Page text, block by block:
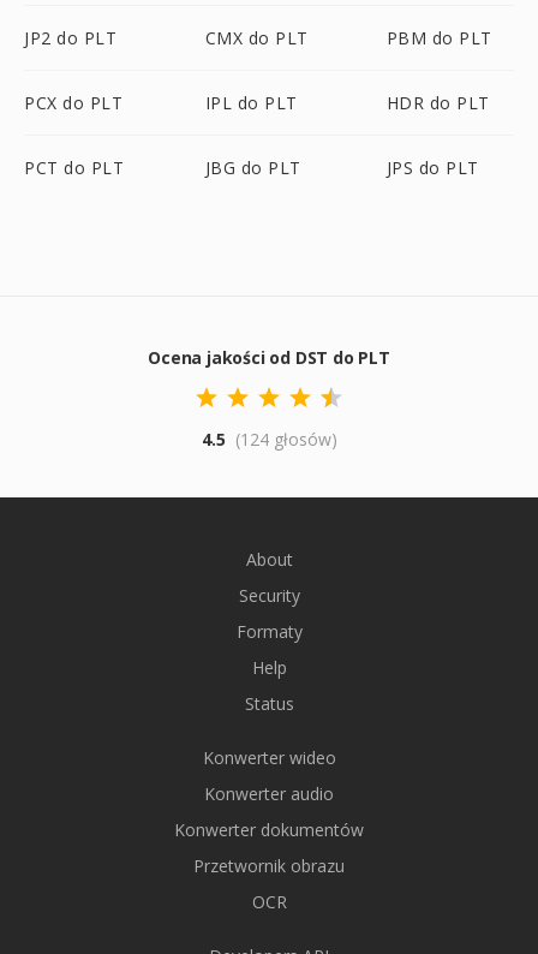
JP2 do PLT CMX do PLT PBM do PLT
PCX do PLT IPL do PLT HDR do PLT
PCT do PLT JBG do PLT JPS do PLT
Ocena jakości od DST do PLT
4.5 (124 głosów)
About
Security
Formaty
Help
Status
Konwerter wideo
Konwerter audio
Konwerter dokumentów
Przetwornik obrazu
OCR